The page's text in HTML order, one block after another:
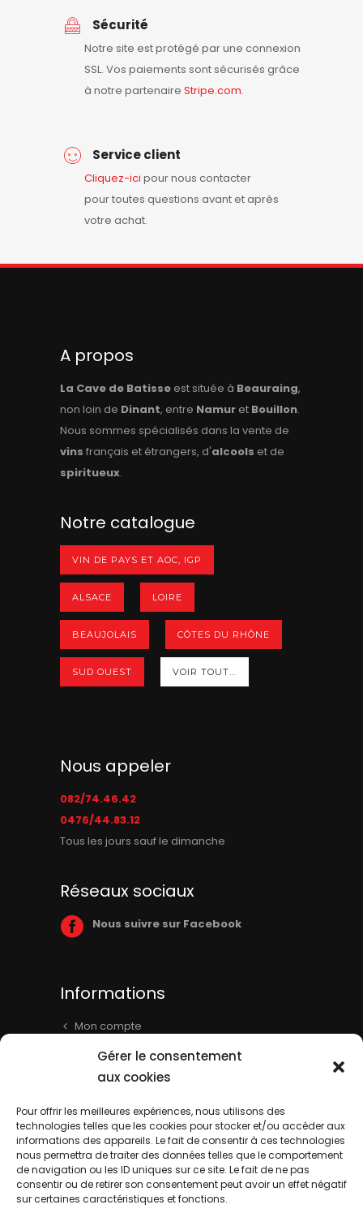
Gérer le consentement
aux cookies
Pour offrir les meilleures expériences, nous utilisons des
technologies telles que les cookies pour stocker et/ou accéder aux
informations des appareils. Le fait de consentir à ces technologies
nous permettra de traiter des données telles que le comportement
de navigation ou les ID uniques sur ce site. Le fait de ne pas
consentir ou de retirer son consentement peut avoir un effet négatif
sur certaines caractéristiques et fonctions.
Sécurité
Notre site est protégé par une connexion
SSL. Vos paiements sont sécurisés grâce
à notre partenaire Stripe.com.
Service client
Cliquez-ici pour nous contacter
pour toutes questions avant et après
votre achat.
A propos
La Cave de Batisse est située à Beauraing,
non loin de Dinant, entre Namur et Bouillon.
Nous sommes spécialisés dans la vente de
vins français et étrangers, d'alcools et de
spiritueux.
Notre catalogue
VIN DE PAYS ET AOC, IGP
ALSACE LOIRE
BEAUJOLAIS CÔTES DU RHÔNE
SUD OUEST VOIR TOUT...
Nous appeler
082/74.46.42
0476/44.83.12
Tous les jours sauf le dimanche
Réseaux sociaux
Nous suivre sur Facebook
Informations
Mon compte
Panier
Livraison & Informations
Conditions générales
Contact